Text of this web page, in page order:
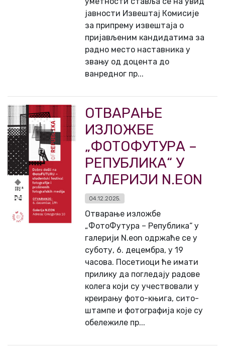
јавности Извештај Комисије
за припрему извештаја о
пријављеним кандидатима за
радно место наставника у
звању од доцента до
ванредног пр...
ОТВАРАЊЕ
ИЗЛОЖБЕ
„ФОТОФУТУРА –
РЕПУБЛИКА“ У
ГАЛЕРИЈИ N.EON
04.12.2025.
Отварање изложбе
„ФотоФутура – Република“ у
галерији N.eon одржаће се у
суботу, 6. децембра, у 19
часова. Посетиоци ће имати
прилику да погледају радове
колега који су учествовали у
креирању фото-књига, сито-
штампе и фотографија које су
обележиле пр...